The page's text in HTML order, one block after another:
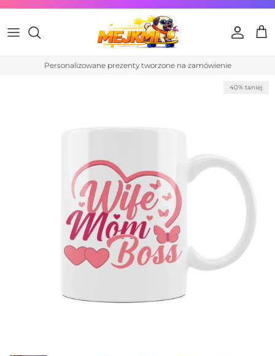
Przejdź do treści
Konto
Personalizowane prezenty tworzone na zamówienie
40% taniej